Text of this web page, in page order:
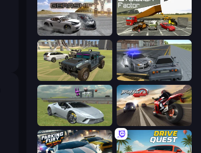
Gearshift One Evolution Factor
4x4 Offroader RCC City Racing
Sports Cars Driver Traffic Rider